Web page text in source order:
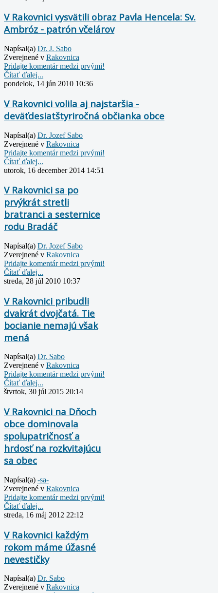
V Rakovnici vysvätili obraz Pavla Hencela: Sv.
Ambróz - patrón včelárov
Napísal(a) Dr. J. Sabo
Zverejnené v Rakovnica
Pridajte komentár medzi prvými!
Čítať ďalej...
pondelok, 14 jún 2010 10:36
V Rakovnici volila aj najstaršia -
deväťdesiatštyriročná občianka obce
Napísal(a) Dr. Jozef Sabo
Zverejnené v Rakovnica
Pridajte komentár medzi prvými!
Čítať ďalej...
utorok, 16 december 2014 14:51
V Rakovnici sa po
prvýkrát stretli
bratranci a sesternice
rodu Bradáč
Napísal(a) Dr. Jozef Sabo
Zverejnené v Rakovnica
Pridajte komentár medzi prvými!
Čítať ďalej...
streda, 28 júl 2010 10:37
V Rakovnici pribudli
dvakrát dvojčatá. Tie
bocianie nemajú však
mená
Napísal(a) Dr. Sabo
Zverejnené v Rakovnica
Pridajte komentár medzi prvými!
Čítať ďalej...
štvrtok, 30 júl 2015 20:14
V Rakovnici na Dňoch
obce dominovala
spolupatričnosť a
hrdosť na rozkvitajúcu
sa obec
Napísal(a) -sa-
Zverejnené v Rakovnica
Pridajte komentár medzi prvými!
Čítať ďalej...
streda, 16 máj 2012 22:12
V Rakovnici každým
rokom máme úžasné
nevestičky
Napísal(a) Dr. Sabo
Zverejnené v Rakovnica